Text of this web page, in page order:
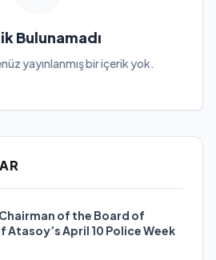
Bulunamadı
yayınlanmış bir içerik yok.
of the Board of
Atasoy’s April 10 Police Week